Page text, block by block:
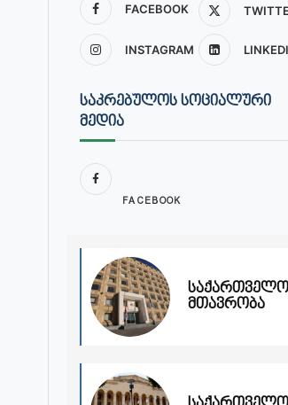
FACEBOOK
INSTAGRAM
ᲡᲐᲙᲠᲔᲑᲣᲚᲝᲡ ᲡᲝᲪᲘᲐᲚᲣᲠᲘ
ᲛᲔᲓᲘᲐ
FACEBOOK
მთავრობა